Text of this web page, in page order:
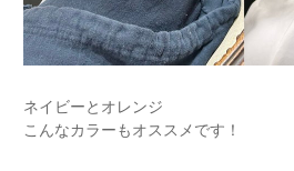
ネイビーとオレンジ
こんなカラーもオススメです！